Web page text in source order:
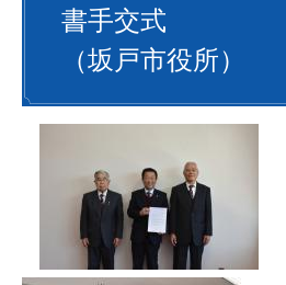
書手交式
（坂戸市役所）